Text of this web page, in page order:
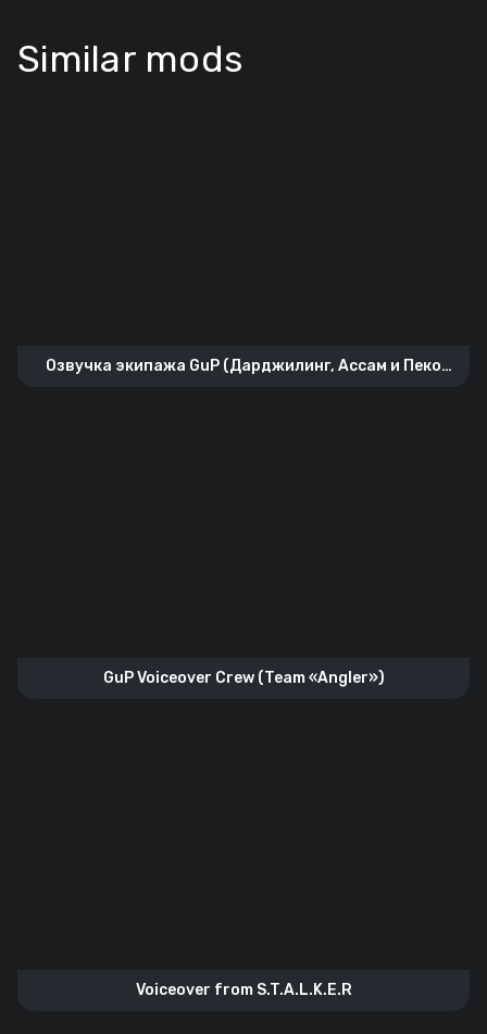
Similar mods
Озвучка экипажа GuP (Дарджилинг, Ассам и Пеко
GuP Voiceover Crew (Team «Angler»)
Voiceover from S.T.A.L.K.E.R